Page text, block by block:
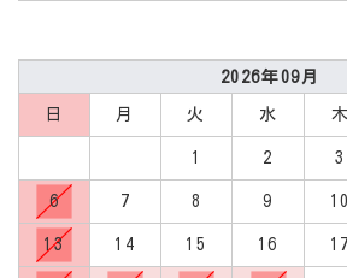
2026年09月
日 月 火 水 木
1 2 3
6 7 8 9 10
13 14 15 16 17